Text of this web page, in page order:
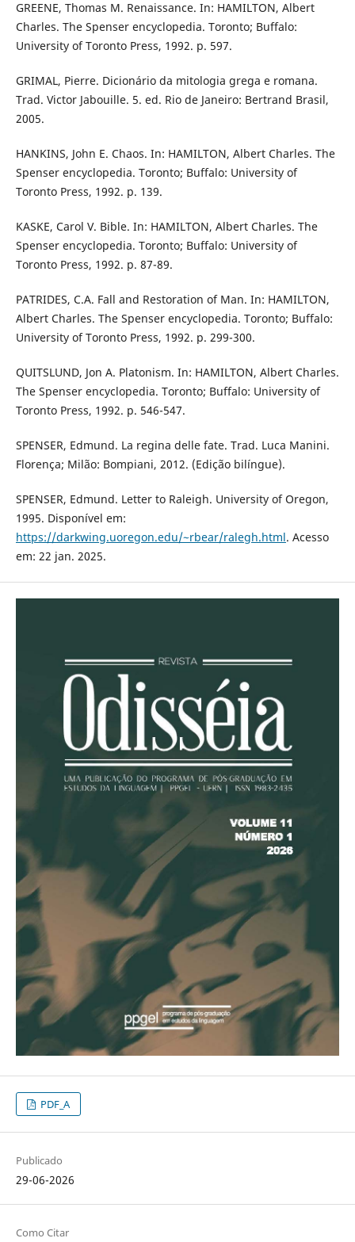
GREENE, Thomas M. Renaissance. In: HAMILTON, Albert
Charles. The Spenser encyclopedia. Toronto; Buffalo:
University of Toronto Press, 1992. p. 597.
GRIMAL, Pierre. Dicionário da mitologia grega e romana.
Trad. Victor Jabouille. 5. ed. Rio de Janeiro: Bertrand Brasil,
2005.
HANKINS, John E. Chaos. In: HAMILTON, Albert Charles. The
Spenser encyclopedia. Toronto; Buffalo: University of
Toronto Press, 1992. p. 139.
KASKE, Carol V. Bible. In: HAMILTON, Albert Charles. The
Spenser encyclopedia. Toronto; Buffalo: University of
Toronto Press, 1992. p. 87-89.
PATRIDES, C.A. Fall and Restoration of Man. In: HAMILTON,
Albert Charles. The Spenser encyclopedia. Toronto; Buffalo:
University of Toronto Press, 1992. p. 299-300.
QUITSLUND, Jon A. Platonism. In: HAMILTON, Albert Charles.
The Spenser encyclopedia. Toronto; Buffalo: University of
Toronto Press, 1992. p. 546-547.
SPENSER, Edmund. La regina delle fate. Trad. Luca Manini.
Florença; Milão: Bompiani, 2012. (Edição bilíngue).
SPENSER, Edmund. Letter to Raleigh. University of Oregon,
1995. Disponível em:
https://darkwing.uoregon.edu/~rbear/ralegh.html. Acesso
em: 22 jan. 2025.
PDF_A
Publicado
29-06-2026
Como Citar